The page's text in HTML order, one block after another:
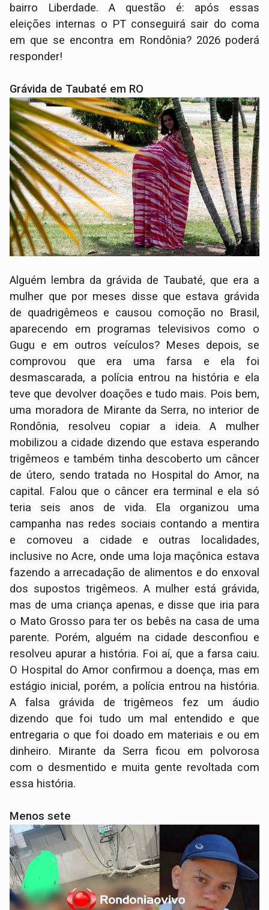
bairro Liberdade. A questão é: após essas
eleições internas o PT conseguirá sair do coma
em que se encontra em Rondônia? 2026 poderá
responder!
Grávida de Taubaté em RO
Alguém lembra da grávida de Taubaté, que era a
mulher que por meses disse que estava grávida
de quadrigêmeos e causou comoção no Brasil,
aparecendo em programas televisivos como o
Gugu e em outros veículos? Meses depois, se
comprovou que era uma farsa e ela foi
desmascarada, a polícia entrou na história e ela
teve que devolver doações e tudo mais. Pois bem,
uma moradora de Mirante da Serra, no interior de
Rondônia, resolveu copiar a ideia. A mulher
mobilizou a cidade dizendo que estava esperando
trigêmeos e também tinha descoberto um câncer
de útero, sendo tratada no Hospital do Amor, na
capital. Falou que o câncer era terminal e ela só
teria seis anos de vida. Ela organizou uma
campanha nas redes sociais contando a mentira
e comoveu a cidade e outras localidades,
inclusive no Acre, onde uma loja maçônica estava
fazendo a arrecadação de alimentos e do enxoval
dos supostos trigêmeos. A mulher está grávida,
mas de uma criança apenas, e disse que iria para
o Mato Grosso para ter os bebês na casa de uma
parente. Porém, alguém na cidade desconfiou e
resolveu apurar a história. Foi aí, que a farsa caiu.
O Hospital do Amor confirmou a doença, mas em
estágio inicial, porém, a polícia entrou na história.
A falsa grávida de trigêmeos fez um áudio
dizendo que foi tudo um mal entendido e que
entregaria o que foi doado em materiais e ou em
dinheiro. Mirante da Serra ficou em polvorosa
com o desmentido e muita gente revoltada com
essa história.
Menos sete